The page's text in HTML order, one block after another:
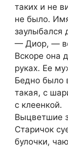
таких и не
не было.
заулыбался
— Диор, —
Вскоре она
руках. Ее
Бедно было
такая, с
с клеенкой.
Выцветшие
Старичок
булочки,